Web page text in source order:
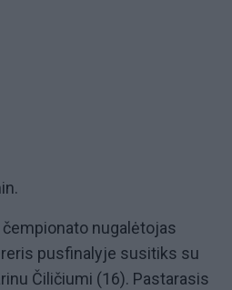
nugalėtojas
pusfinalyje susitiks su
Čiličiumi (16). Pastarasis